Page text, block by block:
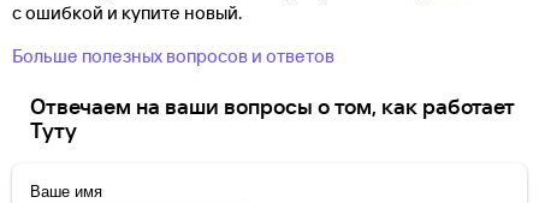
с ошибкой и купите новый.
Больше полезных вопросов и ответов
Отвечаем на ваши вопросы о том, как работает
Туту
Ваше имя